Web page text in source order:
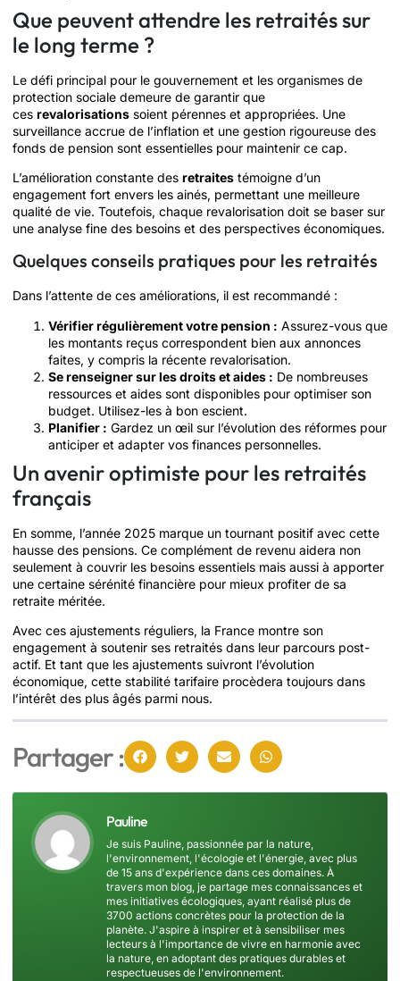
Que peuvent attendre les retraités sur
le long terme ?
Le défi principal pour le gouvernement et les organismes de
protection sociale demeure de garantir que
ces revalorisations soient pérennes et appropriées. Une
surveillance accrue de l’inflation et une gestion rigoureuse des
fonds de pension sont essentielles pour maintenir ce cap.
L’amélioration constante des retraites témoigne d’un
engagement fort envers les ainés, permettant une meilleure
qualité de vie. Toutefois, chaque revalorisation doit se baser sur
une analyse fine des besoins et des perspectives économiques.
Quelques conseils pratiques pour les retraités
Dans l’attente de ces améliorations, il est recommandé :
Vérifier régulièrement votre pension : Assurez-vous que
les montants reçus correspondent bien aux annonces
faites, y compris la récente revalorisation.
Se renseigner sur les droits et aides : De nombreuses
ressources et aides sont disponibles pour optimiser son
budget. Utilisez-les à bon escient.
Planifier : Gardez un œil sur l’évolution des réformes pour
anticiper et adapter vos finances personnelles.
Un avenir optimiste pour les retraités
français
En somme, l’année 2025 marque un tournant positif avec cette
hausse des pensions. Ce complément de revenu aidera non
seulement à couvrir les besoins essentiels mais aussi à apporter
une certaine sérénité financière pour mieux profiter de sa
retraite méritée.
Avec ces ajustements réguliers, la France montre son
engagement à soutenir ses retraités dans leur parcours post-
actif. Et tant que les ajustements suivront l’évolution
économique, cette stabilité tarifaire procèdera toujours dans
l’intérêt des plus âgés parmi nous.
Partager :
Pauline
Je suis Pauline, passionnée par la nature,
l'environnement, l'écologie et l'énergie, avec plus
de 15 ans d'expérience dans ces domaines. À
travers mon blog, je partage mes connaissances et
mes initiatives écologiques, ayant réalisé plus de
3700 actions concrètes pour la protection de la
planète. J'aspire à inspirer et à sensibiliser mes
lecteurs à l'importance de vivre en harmonie avec
la nature, en adoptant des pratiques durables et
respectueuses de l'environnement.